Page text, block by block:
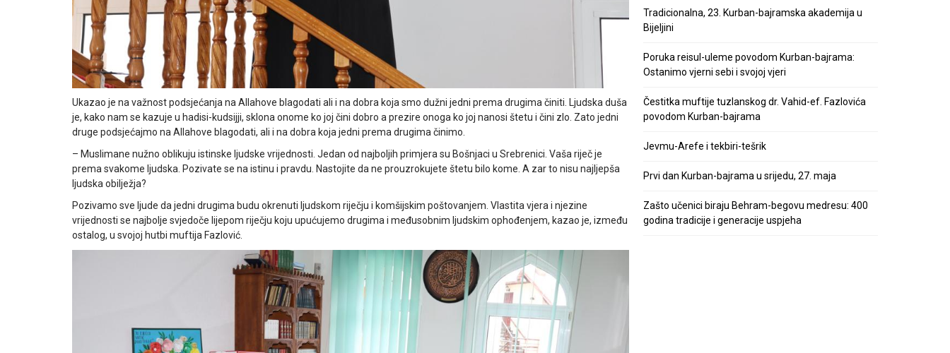
Ukazao je na važnost podsjećanja na Allahove blagodati ali i na dobra koja smo dužni jedni prema drugima činiti. Ljudska duša
je, kako nam se kazuje u hadisi-kudsijji, sklona onome ko joj čini dobro a prezire onoga ko joj nanosi štetu i čini zlo. Zato jedni
druge podsjećajmo na Allahove blagodati, ali i na dobra koja jedni prema drugima činimo.
– Muslimane nužno oblikuju istinske ljudske vrijednosti. Jedan od najboljih primjera su Bošnjaci u Srebrenici. Vaša riječ je
prema svakome ljudska. Pozivate se na istinu i pravdu. Nastojite da ne prouzrokujete štetu bilo kome. A zar to nisu najljepša
ljudska obilježja?
Pozivamo sve ljude da jedni drugima budu okrenuti ljudskom riječju i komšijskim poštovanjem. Vlastita vjera i njezine
vrijednosti se najbolje svjedoče lijepom riječju koju upućujemo drugima i međusobnim ljudskim ophođenjem, kazao je, između
ostalog, u svojoj hutbi muftija Fazlović.
Tradicionalna, 23. Kurban-bajramska akademija u
Bijeljini
Poruka reisul-uleme povodom Kurban-bajrama:
Ostanimo vjerni sebi i svojoj vjeri
Čestitka muftije tuzlanskog dr. Vahid-ef. Fazlovića
povodom Kurban-bajrama
Jevmu-Arefe i tekbiri-tešrik
Prvi dan Kurban-bajrama u srijedu, 27. maja
Zašto učenici biraju Behram-begovu medresu: 400
godina tradicije i generacije uspjeha